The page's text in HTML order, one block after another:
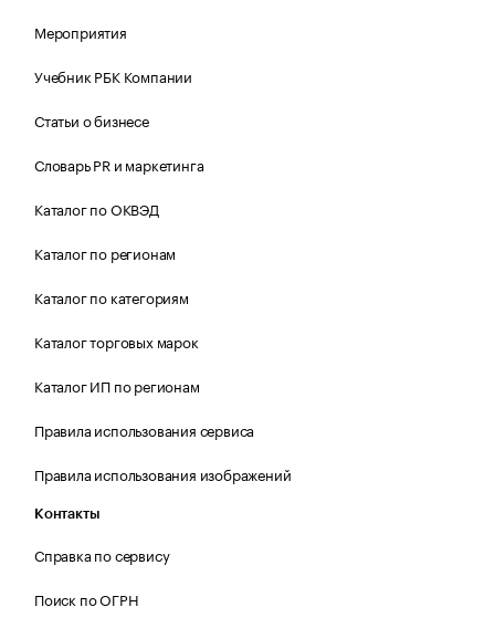
Мероприятия
Учебник РБК Компании
Статьи о бизнесе
Словарь PR и маркетинга
Каталог по ОКВЭД
Каталог по регионам
Каталог по категориям
Каталог торговых марок
Каталог ИП по регионам
Правила использования сервиса
Правила использования изображений
Контакты
Справка по сервису
Поиск по ОГРН